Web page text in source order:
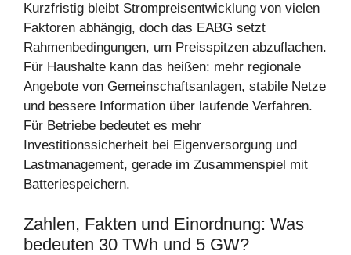
Kurzfristig bleibt Strompreisentwicklung von vielen
Faktoren abhängig, doch das EABG setzt
Rahmenbedingungen, um Preisspitzen abzuflachen.
Für Haushalte kann das heißen: mehr regionale
Angebote von Gemeinschaftsanlagen, stabile Netze
und bessere Information über laufende Verfahren.
Für Betriebe bedeutet es mehr
Investitionssicherheit bei Eigenversorgung und
Lastmanagement, gerade im Zusammenspiel mit
Batteriespeichern.
Zahlen, Fakten und Einordnung: Was
bedeuten 30 TWh und 5 GW?